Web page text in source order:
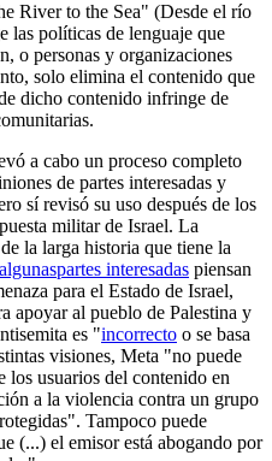
River to the Sea" (Desde el río
las políticas de lenguaje que
o personas y organizaciones
solo elimina el contenido que
dicho contenido infringe de
a cabo un proceso completo
de partes interesadas y
sí revisó su uso después de los
militar de Israel. La
la larga historia que tiene la
algunaspartes interesadas piensan
para el Estado de Israel,
apoyar al pueblo de Palestina y
es "incorrecto o se basa
visiones, Meta "no puede
usuarios del contenido en
a la violencia contra un grupo
Tampoco puede
(...) el emisor está abogando por